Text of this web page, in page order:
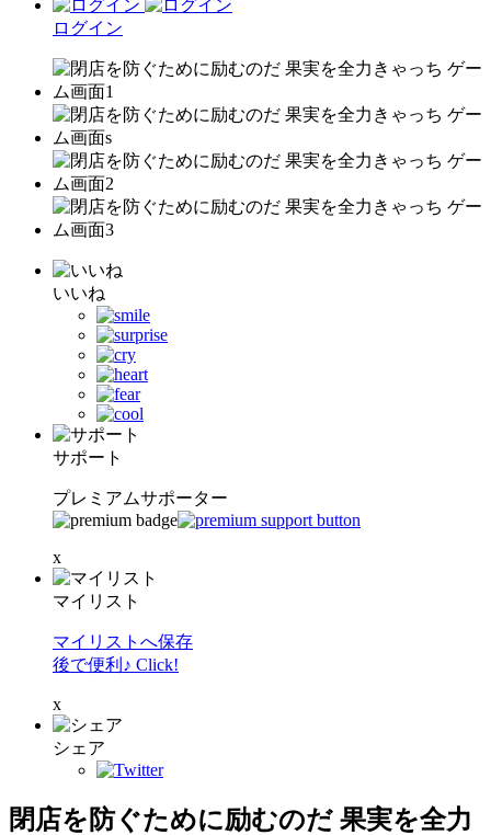
ログイン
いいね
サポート
プレミアムサポーター
x
マイリスト
マイリストへ保存
後で便利♪ Click!
x
シェア
閉店を防ぐために励むのだ 果実を全力